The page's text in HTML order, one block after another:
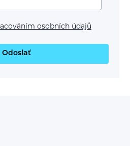
osobních údajů
Odoslať